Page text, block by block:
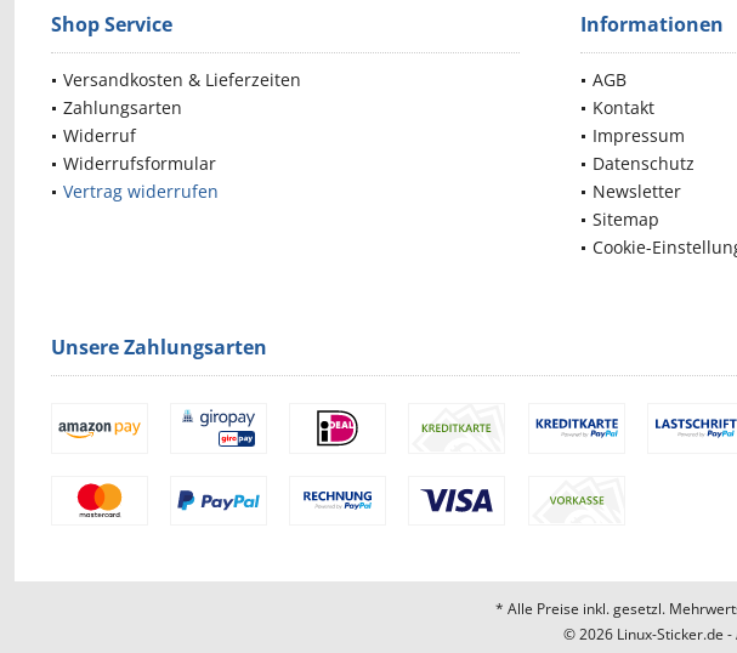
Shop Service
Versandkosten & Lieferzeiten
Zahlungsarten
Widerruf
Widerrufsformular
Vertrag widerrufen
Informationen
AGB
Kontakt
Impressum
Datenschutz
Newsletter
Sitemap
Cookie-
Unsere Zahlungsarten
* Alle Preise inkl. gesetzl.
© 2026 Linux-Sticker.de